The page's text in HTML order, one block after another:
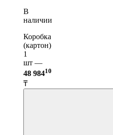
В
наличии
Коробка
(картон)
1
шт —
48 98410
₸